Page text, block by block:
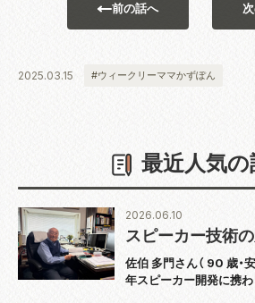
前の話へ
2025.03.15 #ウィークリーママかずぽん
最近人気の
スピーカー技術
佐伯 多門さん（ 90 歳・
年スピーカー開発に携わ
2026.06.10